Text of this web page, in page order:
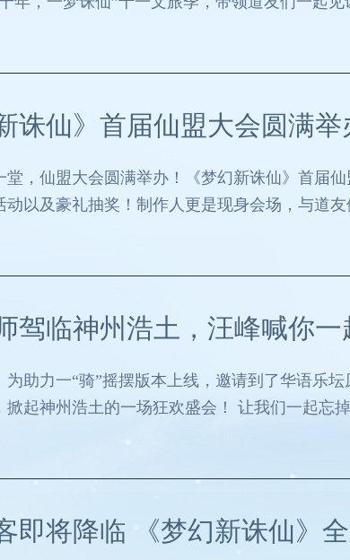
诛仙》首届仙盟大会圆满
堂，仙盟大会圆满举办！《梦幻新诛仙》首届
动以及豪礼抽奖！制作人更是现身会场，与道
驾临神州浩土，汪峰喊你一
为助力一“骑”摇摆版本上线，邀请到了华语乐
掀起神州浩土的一场狂欢盛会！ 让我们一起忘
即将降临 《梦幻新诛仙》